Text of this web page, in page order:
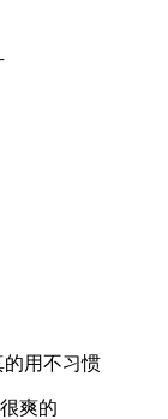
用不习惯
爽的